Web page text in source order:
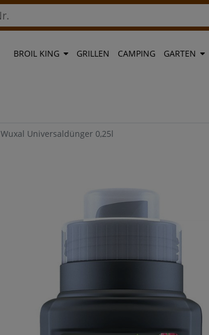
BROIL KING GRILLEN CAMPING GARTEN
Wuxal Universaldünger 0,25l